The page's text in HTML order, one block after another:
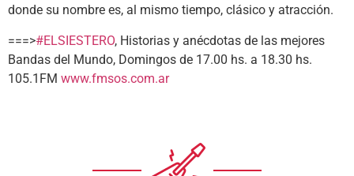
donde su nombre es, al mismo tiempo, clásico y atracción.
===>#ELSIESTERO, Historias y anécdotas de las mejores
Bandas del Mundo, Domingos de 17.00 hs. a 18.30 hs.
105.1FM www.fmsos.com.ar